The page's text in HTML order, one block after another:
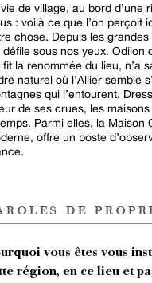
de village, au bord d’une
: voilà ce que l’on perçoit
chose. Depuis les
défile sous nos yeux.
fit la renommée du lieu, n’a
naturel où l’Allier semble
qui l’entourent.
de ses crues, les
Parmi elles, la Maison
offre un poste
de
vous êtes vous
région, en ce lieu et